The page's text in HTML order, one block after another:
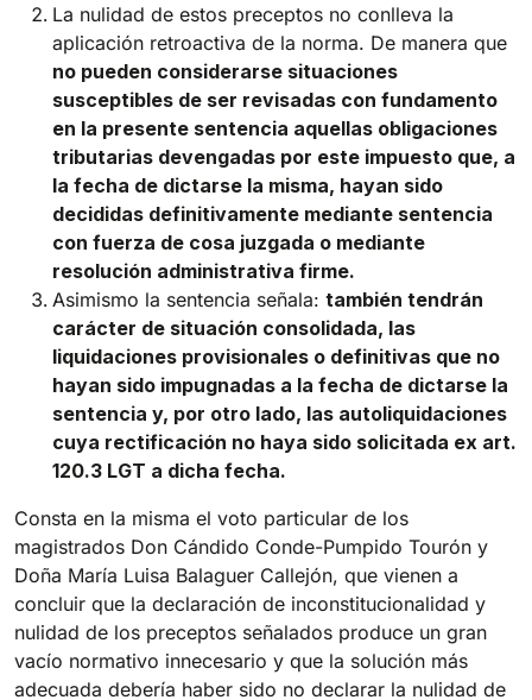
La nulidad de estos preceptos no conlleva la
aplicación retroactiva de la norma. De manera que
no pueden considerarse situaciones
susceptibles de ser revisadas con fundamento
en la presente sentencia aquellas obligaciones
tributarias devengadas por este impuesto que, a
la fecha de dictarse la misma, hayan sido
decididas definitivamente mediante sentencia
con fuerza de cosa juzgada o mediante
resolución administrativa firme.
Asimismo la sentencia señala: también tendrán
carácter de situación consolidada, las
liquidaciones provisionales o definitivas que no
hayan sido impugnadas a la fecha de dictarse la
sentencia y, por otro lado, las autoliquidaciones
cuya rectificación no haya sido solicitada ex art.
120.3 LGT a dicha fecha.
Consta en la misma el voto particular de los
magistrados Don Cándido Conde-Pumpido Tourón y
Doña María Luisa Balaguer Callejón, que vienen a
concluir que la declaración de inconstitucionalidad y
nulidad de los preceptos señalados produce un gran
vacío normativo innecesario y que la solución más
adecuada debería haber sido no declarar la nulidad de